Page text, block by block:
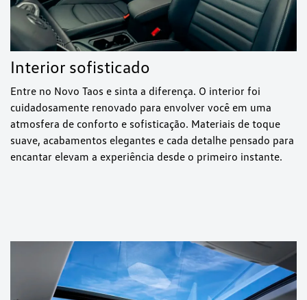
Interior sofisticado
Entre no Novo Taos e sinta a diferença. O interior foi
cuidadosamente renovado para envolver você em uma
atmosfera de conforto e sofisticação. Materiais de toque
suave, acabamentos elegantes e cada detalhe pensado para
encantar elevam a experiência desde o primeiro instante.